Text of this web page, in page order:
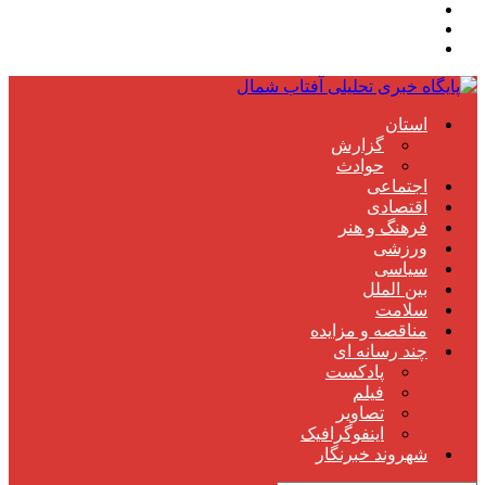
استان
گزارش
حوادث
اجتماعی
اقتصادی
فرهنگ و هنر
ورزشی
سیاسی
بین الملل
سلامت
مناقصه و مزایده
چند رسانه ای
پادکست
فیلم
تصاویر
اینفوگرافیک
شهروند خبرنگار